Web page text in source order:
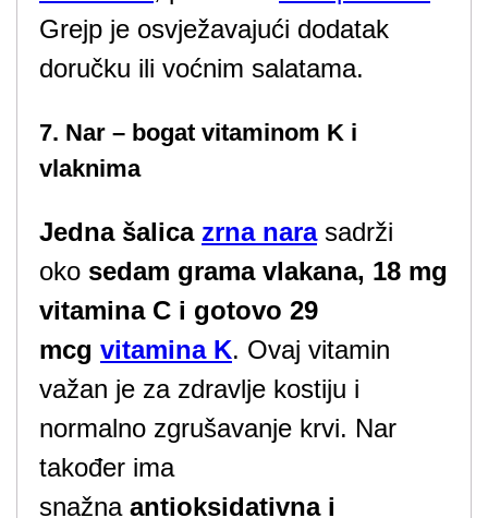
Grejp je osvježavajući dodatak
doručku ili voćnim salatama.
7. Nar – bogat vitaminom K i
vlaknima
Jedna šalica zrna narasadrži
oko sedam grama vlakana, 18 mg
vitamina C i gotovo 29
mcg vitamina K. Ovaj vitamin
važan je za zdravlje kostiju i
normalno zgrušavanje krvi. Nar
također ima
snažna antioksidativna i